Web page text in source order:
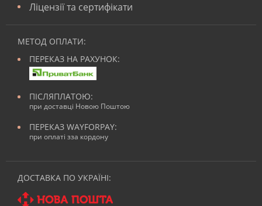
Ліцензії та сертифікати
МЕТОД ОПЛАТИ:
ПЕРЕКАЗ НА РАХУНОК:
ПІСЛЯПЛАТОЮ:
при доставці Новою Поштою
ПЕРЕКАЗ WAYFORPAY:
при оплаті зза кордону
ДОСТАВКА ПО УКРАЇНІ: